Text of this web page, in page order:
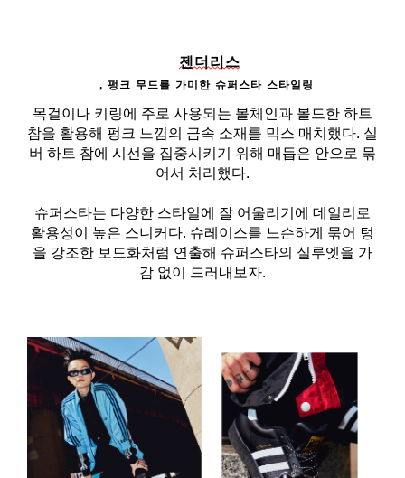
젠더리스
, 펑크 무드를 가미한 슈퍼스타 스타일링
목걸이나 키링에 주로 사용되는 볼체인과 볼드한 하트
참을 활용해 펑크 느낌의 금속 소재를 믹스 매치했다. 실
버 하트 참에 시선을 집중시키기 위해 매듭은 안으로 묶
어서 처리했다.
슈퍼스타는 다양한 스타일에 잘 어울리기에 데일리로
활용성이 높은 스니커다. 슈레이스를 느슨하게 묶어 텅
을 강조한 보드화처럼 연출해 슈퍼스타의 실루엣을 가
감 없이 드러내보자.